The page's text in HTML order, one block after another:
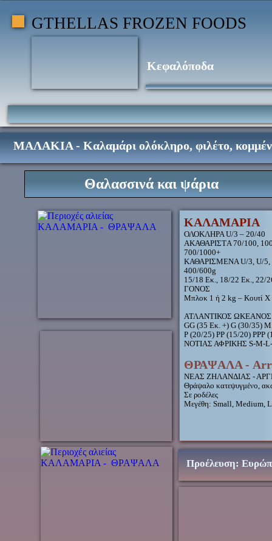
Θαλασσινά και ψάρια
ΜΑΛΑΚΙΑ - Καλαμάρι ολόκληρο, φιλέτο,
Κεφαλόποδα
GTHELLAS FROZEN FOODS
Προέλευση:
ΚΑΛΑΜΑΡΙΑ
ΟΛΟΚΛΗΡΑ U/3 – 20/40
ΑΚΑΘΑΡΙΣΤA 70/100,
700/1000+
ΚΑΘΑΡΙΣΜΕΝΑ U/3, U/5,
400/600g
15/18 Εκ., 18/22 Εκ., 22/
ΓΟΝΟΣ
Μπλοκ 1 ή 2 kg – Κουτί
ΑΤΛΑΝΤΙΚΟΣ ΩΚΕΑΝΟΣ -
GG (35 Εκ. +) G (30/35)
P (20/25) PP (15/20) PPP
ΝΟΤΙΑΣ ΑΦΡΙΚΗΣ S-M-
ΘΡΑΨΑΛΑ -
ΝΕΑΣ ΖΗΛΑΝΔΙΑΣ -
Θράψαλο κατεψυγμένο,
Σε ροδέλες
Μεγέθη: Small, Medium,
ΔΙΑΘΕΤΟΥΜΕ ΟΛΗ ΤΗΝ ΠΡΩΤΗ ΥΛΗ
ΓΙΑ ΚΑΤΑΣΚΕΥΗ ΚΟΚΤΕΙΛ